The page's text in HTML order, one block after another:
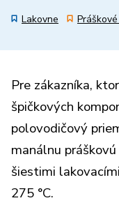
Lakovne
Pre zákazníka,
špičkových
polovodičový
manálnu
šiestimi
275 °C.